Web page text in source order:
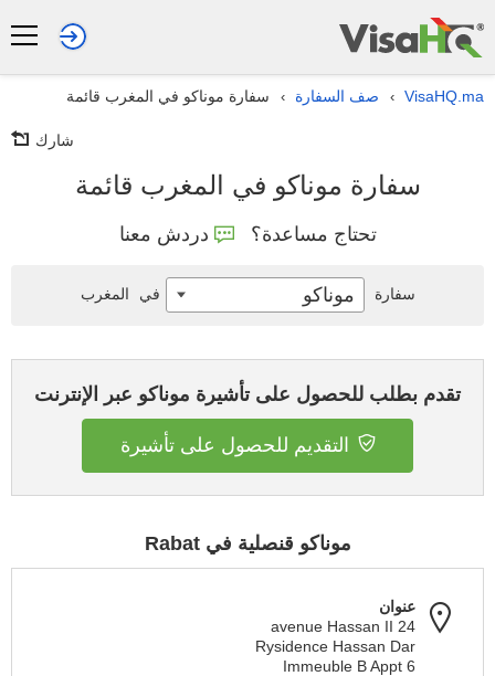
VisaHQ.ma
› صف السفارة › سفارة موناكو في المغرب قائمة
شارك
سفارة موناكو في المغرب قائمة
تحتاج مساعدة؟ دردش معنا
تقدم بطلب للحصول على تأشيرة موناكو عبر الإنترنت
التقديم للحصول على تأشيرة
موناكو قنصلية في Rabat
عنوان
24 avenue Hassan II
Rуsidence Hassan Dar
Immeuble B Appt 6
سفارة موناكو في المغرب